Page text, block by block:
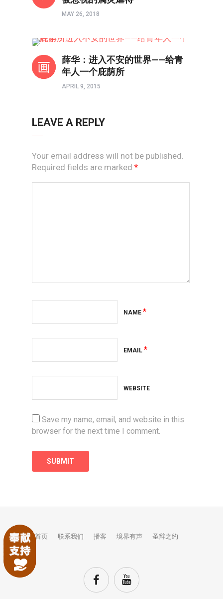
MAY 26, 2018
薛华：进入不安的世界——给青
年人一个庇荫所
APRIL 9, 2015
LEAVE A REPLY
Your email address will not be published.
Required fields are marked *
NAME *
EMAIL *
WEBSITE
Save my name, email, and website in this
browser for the next time I comment.
首页 联系我们 播客 境界有声 圣辩之约